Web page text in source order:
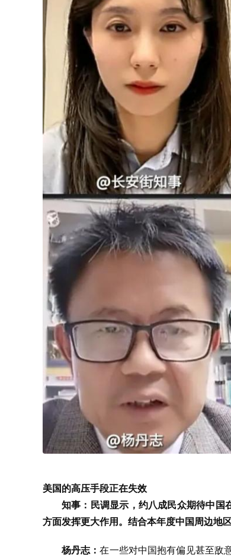
美国的高压手段正在失效
知事：民调显示，约八成民众期待中
方面发挥更大作用。结合本年度中国周边地
杨丹志：在一些对中国抱有偏见甚至敌